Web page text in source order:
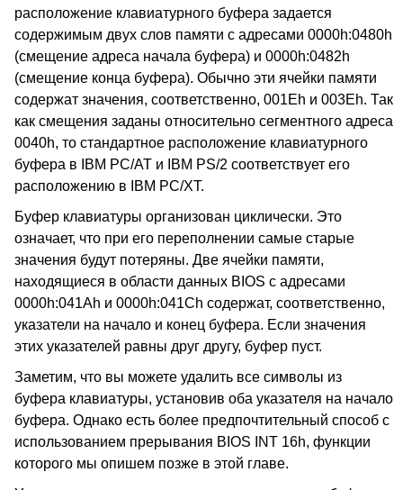
расположение клавиатурного буфера задается
содержимым двух слов памяти с адресами 0000h:0480h
(смещение адреса начала буфера) и 0000h:0482h
(смещение конца буфера). Обычно эти ячейки памяти
содержат значения, соответственно, 001Eh и 003Eh. Так
как смещения заданы относительно сегментного адреса
0040h, то стандартное расположение клавиатурного
буфера в IBM PC/AT и IBM PS/2 соответствует его
расположению в IBM PC/XT.
Буфер клавиатуры организован циклически. Это
означает, что при его переполнении самые старые
значения будут потеряны. Две ячейки памяти,
находящиеся в области данных BIOS с адресами
0000h:041Ah и 0000h:041Ch содержат, соответственно,
указатели на начало и конец буфера. Если значения
этих указателей равны друг другу, буфер пуст.
Заметим, что вы можете удалить все символы из
буфера клавиатуры, установив оба указателя на начало
буфера. Однако есть более предпочтительный способ с
использованием прерывания BIOS INT 16h, функции
которого мы опишем позже в этой главе.